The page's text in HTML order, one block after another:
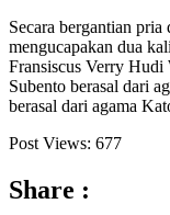
Secara bergantian
mengucapakan dua
Fransiscus Verry
Subento berasal dari
berasal dari agama
Post Views: 677
Share :